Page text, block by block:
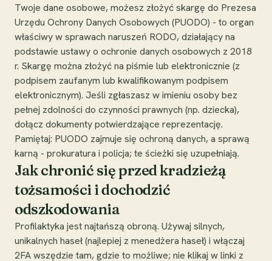
Twoje dane osobowe, możesz złożyć skargę do Prezesa
Urzędu Ochrony Danych Osobowych (PUODO) - to organ
właściwy w sprawach naruszeń RODO, działający na
podstawie ustawy o ochronie danych osobowych z 2018
r. Skargę można złożyć na piśmie lub elektronicznie (z
podpisem zaufanym lub kwalifikowanym podpisem
elektronicznym). Jeśli zgłaszasz w imieniu osoby bez
pełnej zdolności do czynności prawnych (np. dziecka),
dołącz dokumenty potwierdzające reprezentację.
Pamiętaj: PUODO zajmuje się ochroną danych, a sprawą
karną - prokuratura i policja; te ścieżki się uzupełniają.
Jak chronić się przed kradzieżą
tożsamości i dochodzić
odszkodowania
Profilaktyka jest najtańszą obroną. Używaj silnych,
unikalnych haseł (najlepiej z menedżera haseł) i włączaj
2FA wszędzie tam, gdzie to możliwe; nie klikaj w linki z